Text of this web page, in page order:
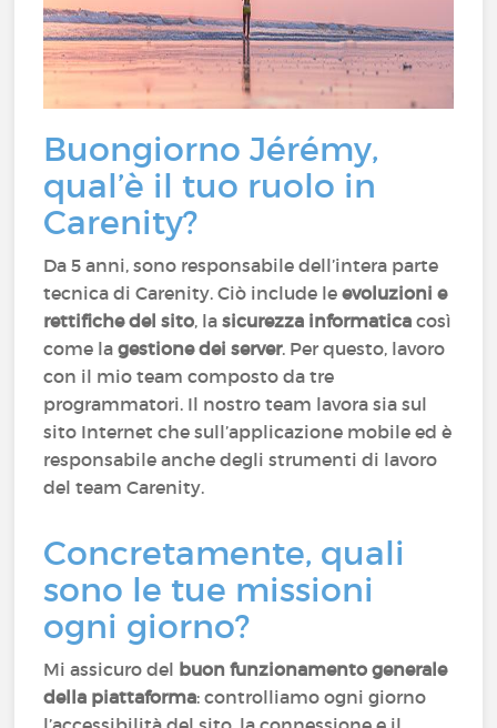
Buongiorno Jérémy,
qual’è il tuo ruolo in
Carenity?
Da 5 anni, sono responsabile dell’intera parte
tecnica di Carenity. Ciò include leevoluzioni e
rettifiche del sito, lasicurezza informatica così
come lagestione dei server. Per questo, lavoro
con il mio team composto da tre
programmatori. Il nostro team lavora sia sul
sito Internet che sull’applicazione mobile ed è
responsabile anche degli strumenti di lavoro
del team Carenity.
Concretamente, quali
sono le tue missioni
ogni giorno?
Mi assicuro del buon funzionamento generale
della piattaforma: controlliamo ogni giorno